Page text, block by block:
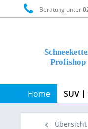
Beratung unter
Home SUV
Übersicht